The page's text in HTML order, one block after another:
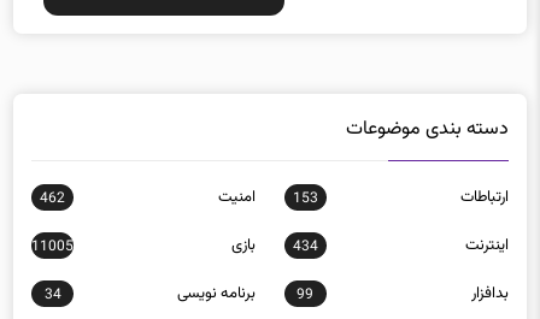
دسته بندی موضوعات
ارتباطات 153 امنيت 462
اينترنت 434 بازی 11005
بدافزار 99 برنامه نويسی 34